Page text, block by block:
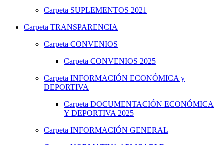
Carpeta SUPLEMENTOS 2021
Carpeta TRANSPARENCIA
Carpeta CONVENIOS
Carpeta CONVENIOS 2025
Carpeta INFORMACIÓN ECONÓMICA y
DEPORTIVA
Carpeta DOCUMENTACIÓN ECONÓMICA
Y DEPORTIVA 2025
Carpeta INFORMACIÓN GENERAL